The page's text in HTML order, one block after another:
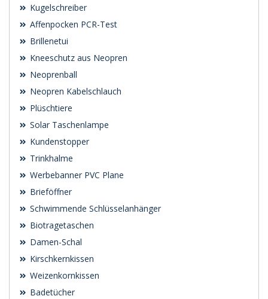
Kugelschreiber
Affenpocken PCR-Test
Brillenetui
Kneeschutz aus Neopren
Neoprenball
Neopren Kabelschlauch
Plüschtiere
Solar Taschenlampe
Kundenstopper
Trinkhalme
Werbebanner PVC Plane
Brieföffner
Schwimmende Schlüsselanhänger
Biotragetaschen
Damen-Schal
Kirschkernkissen
Weizenkornkissen
Badetücher